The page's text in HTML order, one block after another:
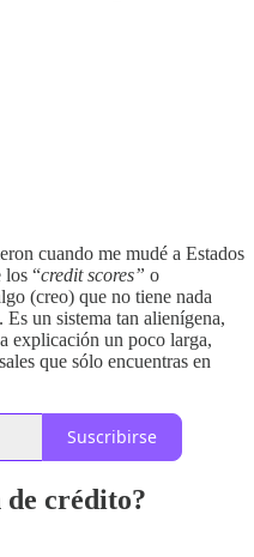
cuando me mudé a Estados
los “credit scores” o
(creo) que no tiene nada
Es un sistema tan alienígena,
explicación un poco larga,
que sólo encuentras en
Suscribirse
de crédito?